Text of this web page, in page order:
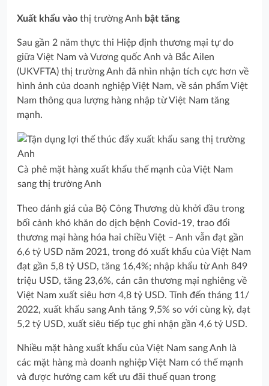
Xuất khẩu vào thị trường Anh bật tăng
Sau gần 2 năm thực thi Hiệp định thương mại tự do
giữa Việt Nam và Vương quốc Anh và Bắc Ailen
(UKVFTA) thị trường Anh đã nhìn nhận tích cực hơn về
hình ảnh của doanh nghiệp Việt Nam, về sản phẩm Việt
Nam thông qua lượng hàng nhập từ Việt Nam tăng
mạnh.
Cà phê mặt hàng xuất khẩu thế mạnh của Việt Nam
sang thị trường Anh
Theo đánh giá của Bộ Công Thương dù khởi đầu trong
bối cảnh khó khăn do dịch bệnh Covid-19, trao đổi
thương mại hàng hóa hai chiều Việt – Anh vẫn đạt gần
6,6 tỷ USD năm 2021, trong đó xuất khẩu của Việt Nam
đạt gần 5,8 tỷ USD, tăng 16,4%; nhập khẩu từ Anh 849
triệu USD, tăng 23,6%, cán cân thương mại nghiêng về
Việt Nam xuất siêu hơn 4,8 tỷ USD. Tính đến tháng 11/
2022, xuất khẩu sang Anh tăng 9,5% so với cùng kỳ, đạt
5,2 tỷ USD, xuất siêu tiếp tục ghi nhận gần 4,6 tỷ USD.
Nhiều mặt hàng xuất khẩu của Việt Nam sang Anh là
các mặt hàng mà doanh nghiệp Việt Nam có thế mạnh
và được hưởng cam kết ưu đãi thuế quan trong